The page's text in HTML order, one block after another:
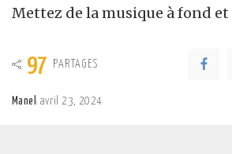
Mettez de la musique à fond et
97 PARTAGES
Manel avril 23, 2024